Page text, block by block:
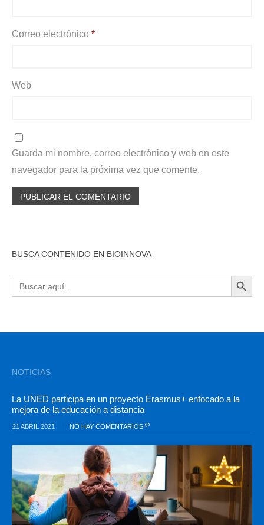
Correo electrónico *
Web
Guarda mi nombre, correo electrónico y web en este
navegador para la próxima vez que comente.
BUSCA CONTENIDO EN BIOINNOVA
Buscar: BOTÓN DE
NOTICIAS
La UNED participa en un proyecto Erasmus+ enfocado a la
mejora de la educación a distancia
21 ABRIL 2021 NO HAY COMENTARIOS